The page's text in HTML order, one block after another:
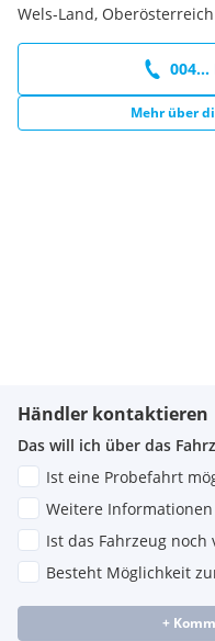
Wels-Land, Oberösterreich
Mehr über
Händler kontaktieren
Das will ich über das
Ist eine Probefahrt
Weitere
Ist das Fahrzeug noch
Besteht Möglichkeit
+